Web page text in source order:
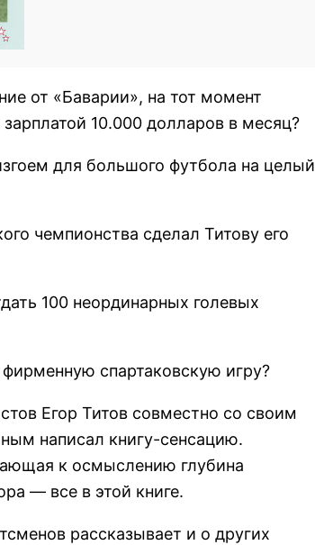
от «Баварии», на тот момент
10.000 долларов в месяц?
для большого футбола на целый
чемпионства сделал Титову его
100 неординарных голевых
спартаковскую игру?
Егор Титов совместно со своим
написал книгу-сенсацию.
к осмыслению глубина
— все в этой книге.
рассказывает и о других